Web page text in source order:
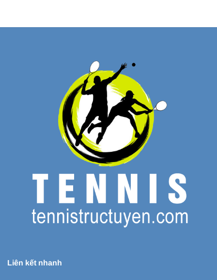
Liên kết nhanh